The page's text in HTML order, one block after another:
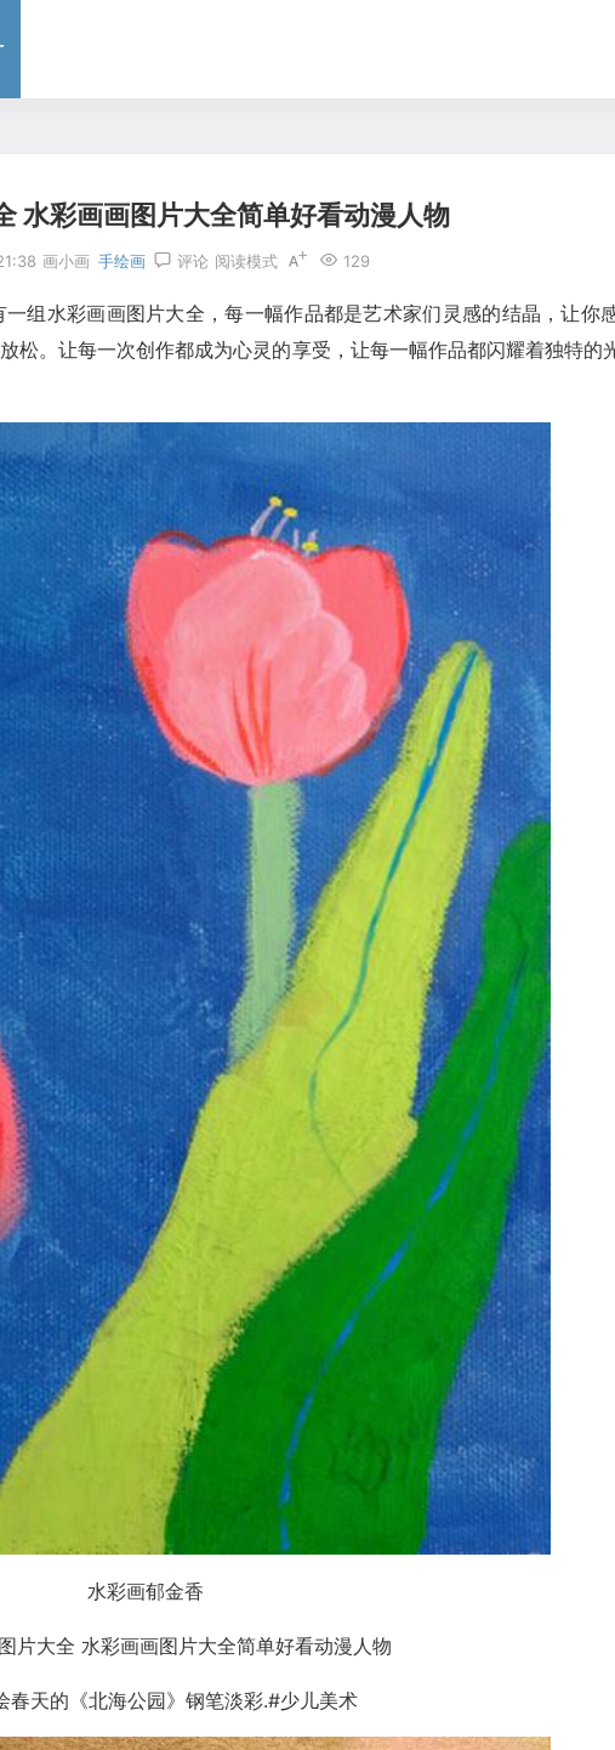
水彩画画图片大全简单好看动漫人物
画小画 手绘画 评论 129
阅读模式
组水彩画画图片大全，每一幅作品都是艺术家们灵感的结晶，让你
松。让每一次创作都成为心灵的享受，让每一幅作品都闪耀着独特的
水彩画郁金香
春天的《北海公园》钢笔淡彩.#少儿美术